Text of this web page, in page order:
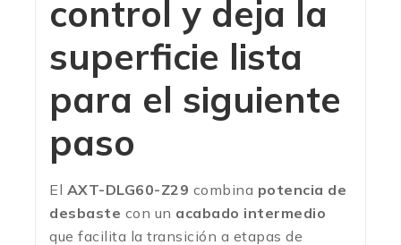
control y deja la
superficie lista
para el siguiente
paso
El AXT-DLG60-Z29 combina potencia de
desbaste con un acabado intermedio
que facilita la transición a etapas de